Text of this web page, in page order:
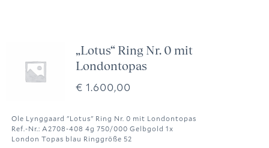
„Lotus“ Ring Nr. 0 mit
Londontopas
€ 1.600,00
Ole Lynggaard "Lotus" Ring Nr. 0 mit Londontopas
Ref.-Nr.: A2708-408 4g 750/000 Gelbgold 1x
London Topas blau Ringgröße 52